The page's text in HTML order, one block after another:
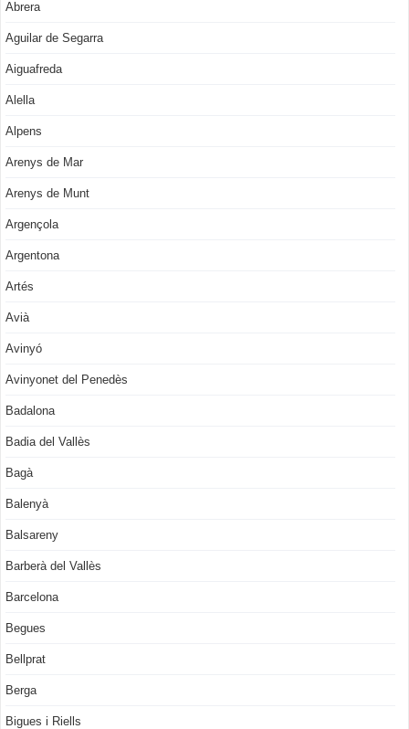
Abrera
Aguilar de Segarra
Aiguafreda
Alella
Alpens
Arenys de Mar
Arenys de Munt
Argençola
Argentona
Artés
Avià
Avinyó
Avinyonet del Penedès
Badalona
Badia del Vallès
Bagà
Balenyà
Balsareny
Barberà del Vallès
Barcelona
Begues
Bellprat
Berga
Bigues i Riells